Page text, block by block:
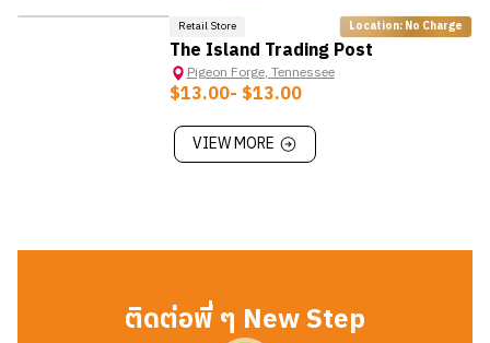
Retail Store Location: No Charge
The Island Trading Post
Pigeon Forge,Tennessee
$13.00- $13.00
VIEW MORE
ติดต่อพี่ ๆ New Step